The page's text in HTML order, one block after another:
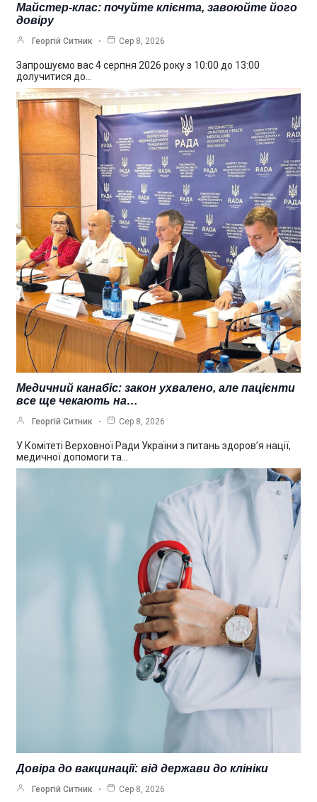
Майстер-клас: почуйте клієнта, завоюйте його
довіру
Георгій Ситник Сер 8, 2026
Запрошуємо вас 4 серпня 2026 року з 10:00 до 13:00
долучитися до…
Медичний канабіс: закон ухвалено, але пацієнти
все ще чекають на…
Георгій Ситник Сер 8, 2026
У Комітеті Верховної Ради України з питань здоров’я нації,
медичної допомоги та…
Довіра до вакцинації: від держави до клініки
Георгій Ситник Сер 8, 2026